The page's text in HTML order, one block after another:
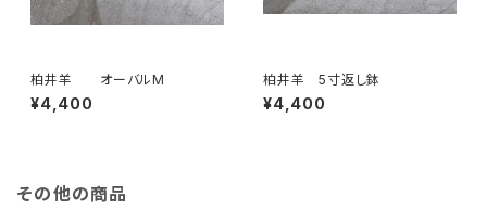
柏井羊 オーバルM
¥4,400
柏井羊 5寸返し鉢
¥4,400
その他の商品